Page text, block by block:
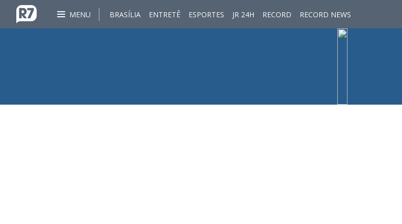
MENU BRASÍLIA ENTRETÊ ESPORTES JR 24H RECORD RECORD NEWS